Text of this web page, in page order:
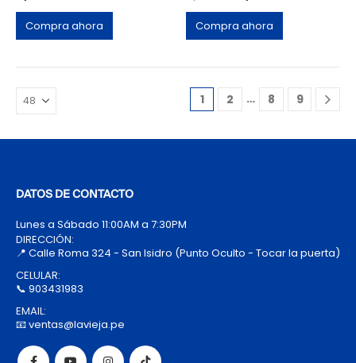
Compra ahora Compra ahora
1 2 … 8 9
DATOS DE CONTACTO
Lunes a Sábado 11:00AM a 7:30PM
DIRECCIÓN:
📍 Calle Roma 324 - San Isidro (Punto Oculto - Tocar la puerta)
CELULAR:
📞 903431983
EMAIL:
📧 ventas@lavieja.pe